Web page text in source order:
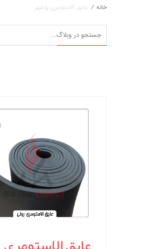
خانه / عایق الاستومری بوشهر